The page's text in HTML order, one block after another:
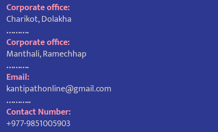
Corporate office:
Charikot, Dolakha
……….
Corporate office:
Manthali, Ramechhap
……….
Email:
kantipathonline@gmail.com
………..
Contact Number:
+977-9851005903